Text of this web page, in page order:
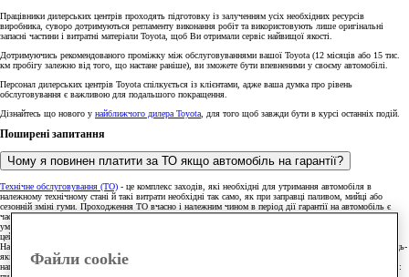
Працівники дилерських центрів проходять підготовку із залученням усіх необхідних ресурсів
виробника, суворо дотримуються регламенту виконання робіт та використовують лише оригінальні
запасні частини і витратні матеріали Toyota, щоб Ви отримали сервіс найвищої якості.
Дотримуючись рекомендованого проміжку між обслуговуваннями вашої Toyota (12 місяців або 15 тис.
км пробігу залежно від того, що настане раніше), ви зможете бути впевненими у своєму автомобілі.
Персонал дилерських центрів Toyota спілкується із клієнтами, адже ваша думка про рівень
обслуговування є важливою для подальшого покращення.
Дізнайтесь що нового у найближчого дилера Toyota , для того щоб завжди бути в курсі останніх подій.
Поширені запитання
Чому я повинен платити за ТО якщо автомобіль на гарантії?
Технічне обслуговування (ТО) - це комплекс заходів, які необхідні для утримання автомобіля в
належному технічному стані й такі витрати необхідні так само, як при заправці паливом, мийці або
сезонній зміні гуми. Проходження ТО вчасно і належним чином в період дії гарантії на автомобіль є
частиною відповідальності Власника за утримання автомобіля в належному технічному стані, а тако ж
умовою Виробника для своєчасного виявлення та безкоштовного усунення поломок, які виникають в
цей період із причин браку матеріалу чи складання.
Навіть якщо у вас новий автомобіль від виробника, закони фізики на нього діють, так само як і на будь-
який інший агрегат. Під час кожної поїздки машина відчуває дію механічних сил: вібрації, тиску,
нагрівання, тертя. Деталі зношуються і деформуються. Додайте до цього вплив навколишніх чинників:
Файли cookie